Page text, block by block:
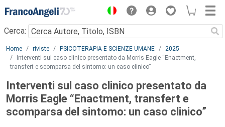
Menu
Cerca:
Main content
Home riviste PSICOTERAPIA E SCIENZE UMANE
2025
Interventi sul caso clinico presentato da Morris Eagle “Enactment,
transfert e scomparsa del sintomo: un caso clinico”
Interventi sul caso clinico presentato da
Morris Eagle “Enactment, transfert e
scomparsa del sintomo: un caso clinico”